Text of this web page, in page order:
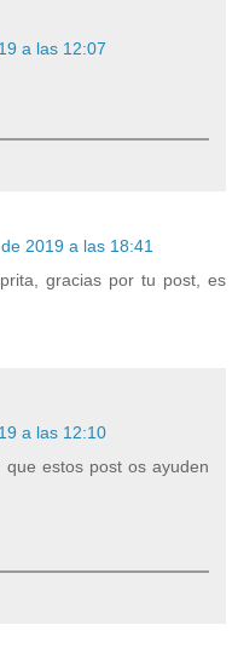
a las 12:07
2019 a las 18:41
gracias por tu post, es
a las 12:10
estos post os ayuden